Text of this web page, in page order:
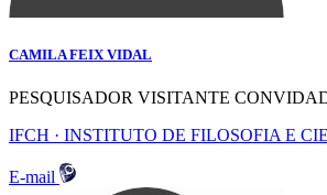
CAMILA FEIX VIDAL
PESQUISADOR VISITANTE
IFCH · INSTITUTO DE FILOSOFIA E
E-mail